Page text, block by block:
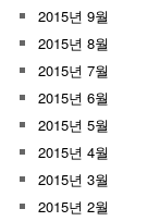
2015년 9월
2015년 8월
2015년 7월
2015년 6월
2015년 5월
2015년 4월
2015년 3월
2015년 2월